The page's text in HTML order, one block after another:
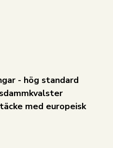
- hög standard
med europeisk